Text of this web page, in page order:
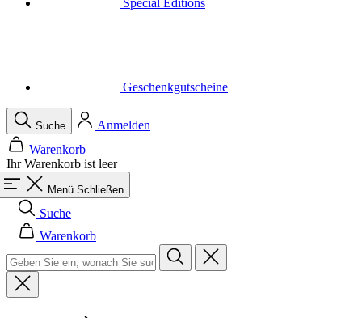
Special Editions
Geschenkgutscheine
Suche
Anmelden
Warenkorb
Ihr Warenkorb ist leer
Menü Schließen
Suche
Warenkorb